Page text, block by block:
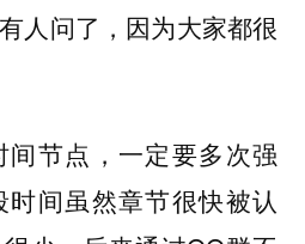
人问了，因为大家都很
节点，一定要多次强
间虽然章节很快被认